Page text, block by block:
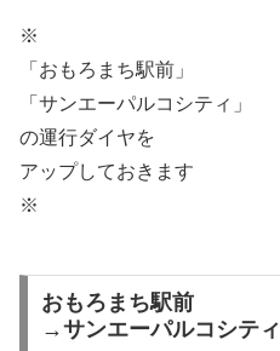
※
「おもろまち駅前」
「サンエーパルコシティ」
の運行ダイヤを
アップしておきます
※
おもろまち駅前
→サンエーパルコシティ